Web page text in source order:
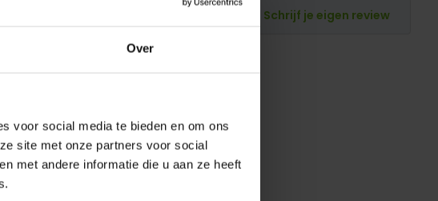
Over
voor social media te bieden en om ons
site met onze partners voor social
met andere informatie die u aan ze heeft
Schrijf je eigen review